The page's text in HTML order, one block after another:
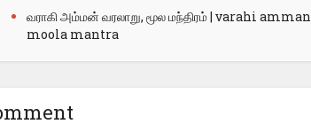
வராகி அம்மன் வரலாறு, மூல மந்திரம் | varahi amman
moola mantra